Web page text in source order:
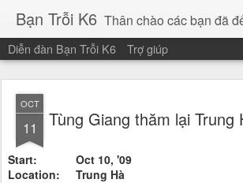
Bạn Trỗi K6 Thân chào các bạn đã đến
Chúc các bạn một ngày bình an, vui vẻ!
Diễn đàn Bạn Trỗi K6 Trợ giúp
OCT
11 Tùng Giang thăm lại Trung
Start:
Oct 10, '09
Location: Trung Hà